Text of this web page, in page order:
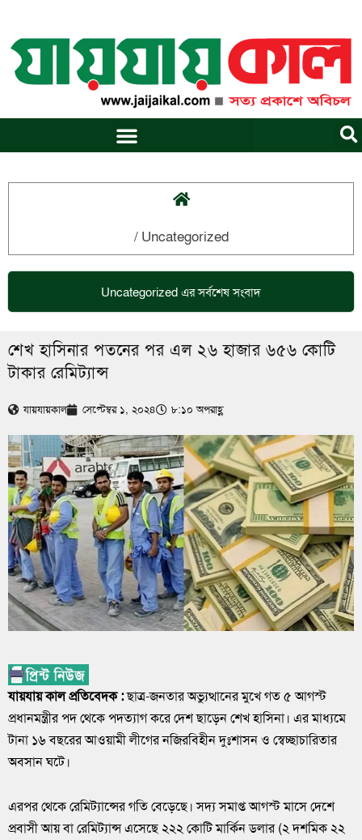
content
/ Uncategorized
Uncategorized এর সর্বশেষ সংবাদ
শেখ হাসিনার পতনের পর এল ২৬ হাজার ৬৫৬ কোটি
টাকার রেমিট্যান্স
যায়যায়কাল সেপ্টেম্বর ১, ২০২৪ ৮:১০ অপরাহ্ণ
যায়যায় কাল প্রতিবেদক :ছাত্র-জনতার অভ্যুত্থানের মুখে গত ৫ আগস্ট
প্রধানমন্ত্রীর পদ থেকে পদত্যাগ করে দেশ ছাড়েন শেখ হাসিনা। এর মাধ্যমে
টানা ১৬ বছরের আওয়ামী লীগের নজিরবিহীন দুঃশাসন ও স্বেচ্ছাচারিতার
অবসান ঘটে।
এরপর থেকে রেমিট্যান্সের গতি বেড়েছে। সদ্য সমাপ্ত আগস্ট মাসে দেশে
প্রবাসী আয় বা রেমিট্যান্স এসেছে ২২২ কোটি মার্কিন ডলার (২ দশমিক ২২